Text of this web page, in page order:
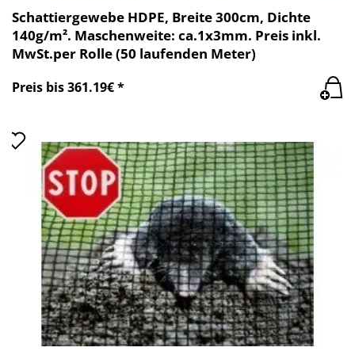
Schattiergewebe HDPE, Breite 300cm, Dichte
140g/m². Maschenweite: ca.1x3mm. Preis inkl.
MwSt.per Rolle (50 laufenden Meter)
Preis bis 361.19€ *